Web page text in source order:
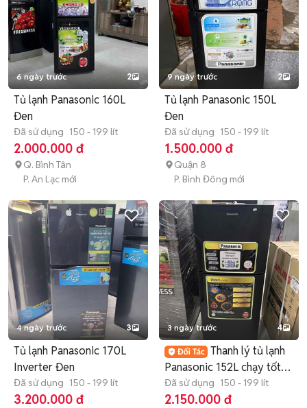
6 ngày trước 2
Tủ lạnh Panasonic 160L
Đen
Đã sử dụng 150 - 199 lít
2.000.000 đ
Q. Bình Tân
P. An Lạc mới
9 ngày trước 2
Tủ lạnh Panasonic 150L
Đen
Đã sử dụng 150 - 199 lít
1.500.000 đ
Quận 8
P. Bình Đông mới
4 ngày trước 3
Tủ lạnh Panasonic 170L
Inverter Đen
Đã sử dụng 150 - 199 lít
3.200.000 đ
3 ngày trước 4
Thanh lý tủ lạnh
Panasonic 152L chạy tốt
có ship
Đã sử dụng 150 - 199 lít
2.150.000 đ